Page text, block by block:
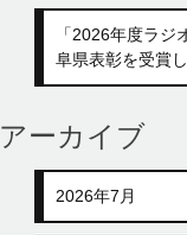
「2026年度ラジ
阜県表彰を受賞
アーカイブ
2026年7月